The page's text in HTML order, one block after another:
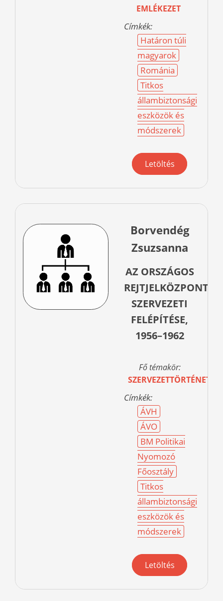
EMLÉKEZET
Címkék:
Határon túli
magyarok
Románia
Titkos
állambiztonsági
eszközök és
módszerek
Letöltés
Borvendég
Zsuzsanna
AZ ORSZÁGOS
REJTJELKÖZPONT
SZERVEZETI
FELÉPÍTÉSE,
1956–1962
Fő témakör:
SZERVEZETTÖRTÉNET
Címkék:
ÁVH
ÁVO
BM Politikai
Nyomozó
Főosztály
Titkos
állambiztonsági
eszközök és
módszerek
Letöltés